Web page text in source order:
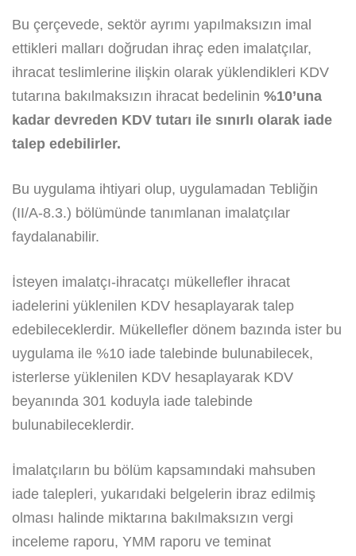
Bu çerçevede, sektör ayrımı yapılmaksızın imal
ettikleri malları doğrudan ihraç eden imalatçılar,
ihracat teslimlerine ilişkin olarak yüklendikleri KDV
tutarına bakılmaksızın ihracat bedelinin %10’una
kadar devreden KDV tutarı ile sınırlı olarak iade
talep edebilirler.
Bu uygulama ihtiyari olup, uygulamadan Tebliğin
(II/A-8.3.) bölümünde tanımlanan imalatçılar
faydalanabilir.
İsteyen imalatçı-ihracatçı mükellefler ihracat
iadelerini yüklenilen KDV hesaplayarak talep
edebileceklerdir. Mükellefler dönem bazında ister bu
uygulama ile %10 iade talebinde bulunabilecek,
isterlerse yüklenilen KDV hesaplayarak KDV
beyanında 301 koduyla iade talebinde
bulunabileceklerdir.
İmalatçıların bu bölüm kapsamındaki mahsuben
iade talepleri, yukarıdaki belgelerin ibraz edilmiş
olması halinde miktarına bakılmaksızın vergi
inceleme raporu, YMM raporu ve teminat